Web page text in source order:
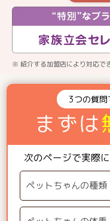
※ 紹介する加盟店により対応で
3つの質問
まずは
次のページで実際